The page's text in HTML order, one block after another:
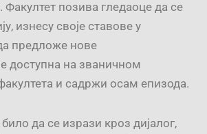
Факултет позива гледаоце да се
изнесу своје ставове у
предложе нове
доступна на званичном
и садржи осам епизода.
да се изрази кроз дијалог,